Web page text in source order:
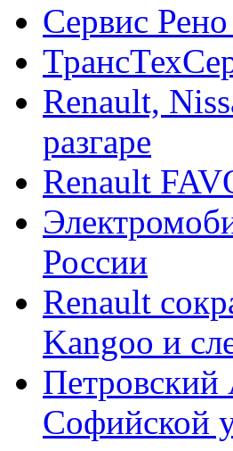
Сервис
Renault,
разгаре
Renault
России
Renault
Kangoo и
Петровский
Софийской